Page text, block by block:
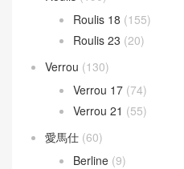
Mini kelly(946)
Kelly Mini 20(409)
Kelly Pochette
Mosaique(8)
Picotin Lock (231)
Picotin Lock 18